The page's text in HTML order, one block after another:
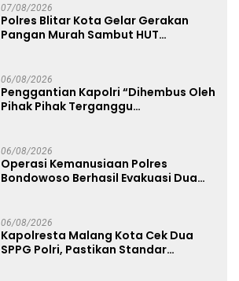
07/08/2026
Polres Blitar Kota Gelar Gerakan
Pangan Murah Sambut HUT
06/08/2026
Penggantian Kapolri “Dihembus Oleh
Pihak Pihak Terganggu
06/08/2026
Operasi Kemanusiaan Polres
Bondowoso Berhasil Evakuasi Dua
06/08/2026
Kapolresta Malang Kota Cek Dua
SPPG Polri, Pastikan Standar